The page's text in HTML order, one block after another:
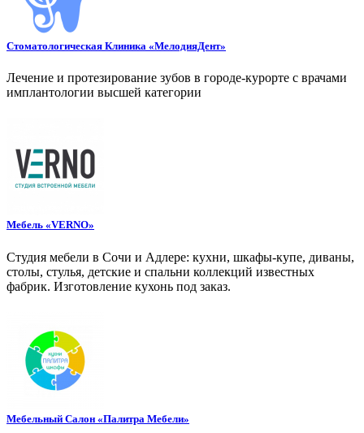
Стоматологическая Клиника «МелодияДент»
Лечение и протезирование зубов в городе-курорте с врачами
имплантологии высшей категории
Мебель «VERNO»
Студия мебели в Сочи и Адлере: кухни, шкафы-купе, диваны,
столы, стулья, детские и спальни коллекций известных
фабрик. Изготовление кухонь под заказ.
Мебельный Салон «Палитра Мебели»